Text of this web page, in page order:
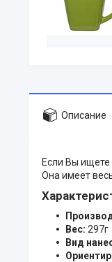
Описание
Если Вы ищете
Она имеет
Вес: 297г
Вид